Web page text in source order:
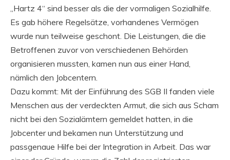
„Hartz 4“ sind besser als die der vormaligen Sozialhilfe.
Es gab höhere Regelsätze, vorhandenes Vermögen
wurde nun teilweise geschont. Die Leistungen, die die
Betroffenen zuvor von verschiedenen Behörden
organisieren mussten, kamen nun aus einer Hand,
nämlich den Jobcentern.
Dazu kommt: Mit der Einführung des SGB II fanden viele
Menschen aus der verdeckten Armut, die sich aus Scham
nicht bei den Sozialämtern gemeldet hatten, in die
Jobcenter und bekamen nun Unterstützung und
passgenaue Hilfe bei der Integration in Arbeit. Das war